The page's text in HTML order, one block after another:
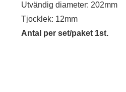
Utvändig diameter: 202mm
Tjocklek: 12mm
Antal per set/paket 1st.